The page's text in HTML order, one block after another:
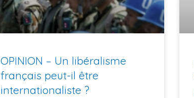
OPINION – Un libéralisme
français peut-il être
internationaliste ?